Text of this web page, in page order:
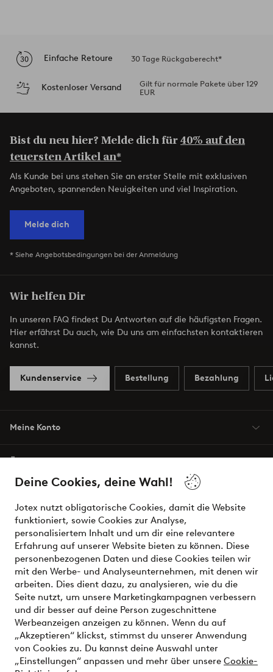
Deine Cookies, deine Wahl!
Jotex nutzt obligatorische Cookies, damit die Website
funktioniert, sowie Cookies zur Analyse,
personalisiertem Inhalt und um dir eine relevantere
Erfahrung auf unserer Website bieten zu können. Diese
personenbezogenen Daten und diese Cookies teilen wir
mit den Werbe- und Analyseunternehmen, mit denen wir
arbeiten. Dies dient dazu, zu analysieren, wie du die
Seite nutzt, um unsere Marketingkampagnen verbessern
und dir besser auf deine Person zugeschnittene
Werbeanzeigen anzeigen zu können. Wenn du auf
„Akzeptieren“ klickst, stimmst du unserer Anwendung
von Cookies zu. Du kannst deine Auswahl unter
„Einstellungen“ anpassen und mehr über unsere Cookie-
Einfache Retoure 30 Tage Rückgaberecht*
Kostenloser Versand
Gilt für normale Pakete über 129
EUR
Bist du neu hier? Melde dich für40% auf den
teuersten Artikel an*
Als Kunde bei uns stehen Sie an erster Stelle mit exklusiven
Angeboten, spannenden Neuigkeiten und viel Inspiration.
Melde dich
* Siehe Angebotsbedingungen bei der Anmeldung
Wir helfen Dir
In unseren FAQ findest Du Antworten auf die häufigsten Fragen.
Hier erfährst Du auch, wie Du uns am einfachsten kontaktieren
kannst.
Kundenservice Bestellung Bezahlung
Meine Konto
Bedingungen
Sichere Zahlungen - Jetzt bezahlen oder aufteilen
Möchtest du mehr über unsere
Zahlungsmöglichkeitenerfahren?